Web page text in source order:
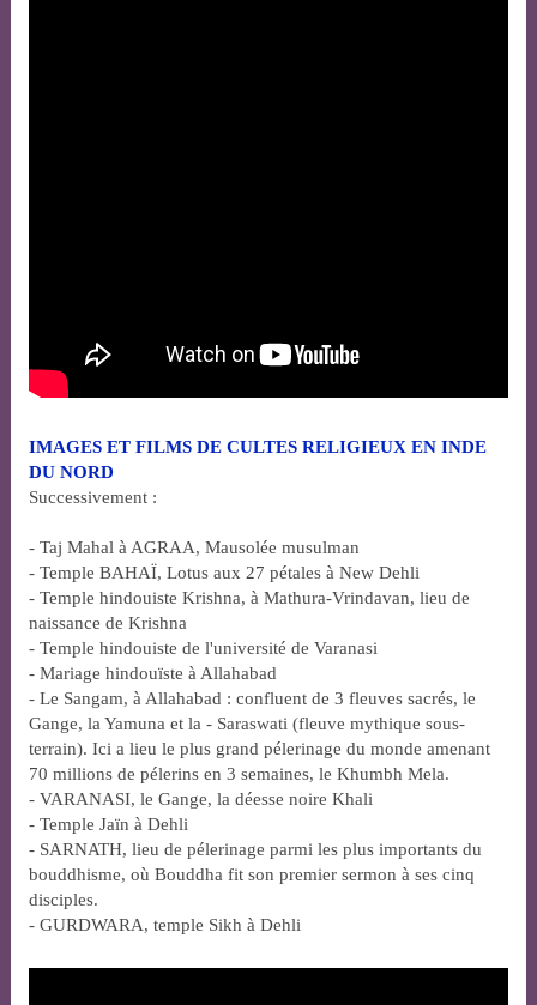
IMAGES ET FILMS DE CULTES RELIGIEUX EN INDE
DU NORD
Successivement :
- Taj Mahal à AGRAA, Mausolée musulman
- Temple BAHAÏ, Lotus aux 27 pétales à New Dehli
- Temple hindouiste Krishna, à Mathura-Vrindavan, lieu de
naissance de Krishna
- Temple hindouiste de l'université de Varanasi
- Mariage hindouïste à Allahabad
- Le Sangam, à Allahabad : confluent de 3 fleuves sacrés, le
Gange, la Yamuna et la - Saraswati (fleuve mythique sous-
terrain). Ici a lieu le plus grand pélerinage du monde amenant
70 millions de pélerins en 3 semaines, le Khumbh Mela.
- VARANASI, le Gange, la déesse noire Khali
- Temple Jaïn à Dehli
- SARNATH, lieu de pélerinage parmi les plus importants du
bouddhisme, où Bouddha fit son premier sermon à ses cinq
disciples.
- GURDWARA, temple Sikh à Dehli